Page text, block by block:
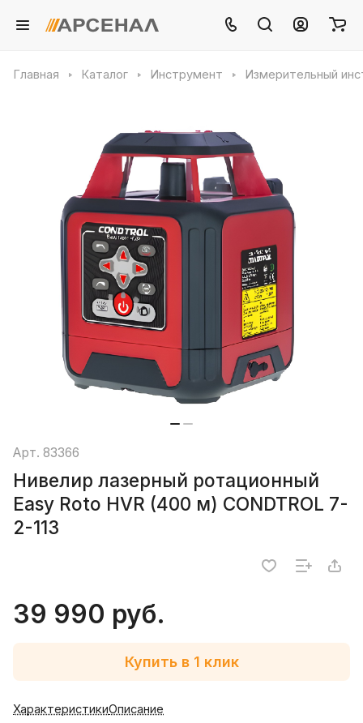
Главная Каталог Инструмент Измерительный
Арт. 83366
Нивелир лазерный ротационный
Easy Roto HVR (400 м) CONDTROL 7-
2-113
39 990 руб.
Купить в 1 клик
ХарактеристикиОписание